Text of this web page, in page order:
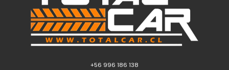
+56 996 186 138